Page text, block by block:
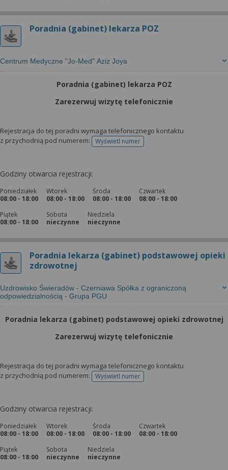
Poradnia (gabinet) lekarza POZ
Centrum Medyczne "Jo-Med" Aziz Joya
Poradnia (gabinet) lekarza POZ
Zarezerwuj wizytę telefonicznie
Rejestracja do tej poradni wymaga telefonicznego kontaktu
z przychodnią pod numerem:
Wyświetl numertelefonu do rejestracji
Godziny otwarcia rejestracji:
Poniedziałek
08:00 - 18:00
Wtorek
08:00 - 18:00
Środa
08:00 - 18:00
Czwartek
08:00 - 18:00
Piątek
08:00 - 18:00
Sobota
nieczynne
Niedziela
nieczynne
Poradnia lekarza (gabinet) podstawowej opieki
zdrowotnej
Uzdrowisko Świeradów - Czerniawa Spółka z ograniczoną
odpowiedzialnością - Grupa PGU
Poradnia lekarza (gabinet) podstawowej opieki zdrowotnej
Zarezerwuj wizytę telefonicznie
Rejestracja do tej poradni wymaga telefonicznego kontaktu
z przychodnią pod numerem:
Wyświetl numertelefonu do rejestracji
Godziny otwarcia rejestracji:
Poniedziałek
08:00 - 18:00
Wtorek
08:00 - 18:00
Środa
08:00 - 18:00
Czwartek
08:00 - 18:00
Piątek
08:00 - 18:00
Sobota
nieczynne
Niedziela
nieczynne